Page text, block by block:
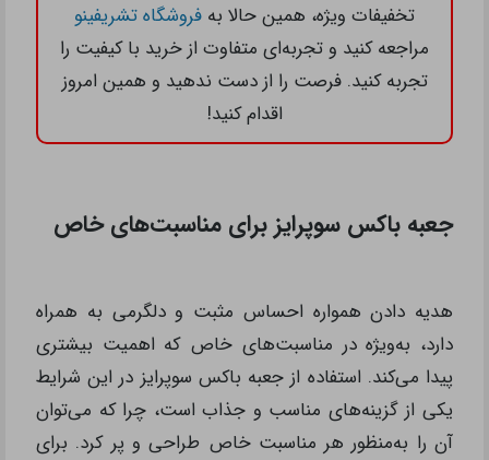
تخفیفات ویژه، همین حالا به فروشگاه تشریفینو
مراجعه کنید و تجربه‌ای متفاوت از خرید با کیفیت را
تجربه کنید. فرصت را از دست ندهید و همین امروز
اقدام کنید!
جعبه باکس سوپرایز برای مناسبت‌های خاص
هدیه دادن همواره احساس مثبت و دلگرمی به همراه
دارد، به‌ویژه در مناسبت‌های خاص که اهمیت بیشتری
پیدا می‌کند. استفاده از جعبه باکس سوپرایز در این شرایط
یکی از گزینه‌های مناسب و جذاب است، چرا که می‌توان
آن را به‌منظور هر مناسبت خاص طراحی و پر کرد. برای